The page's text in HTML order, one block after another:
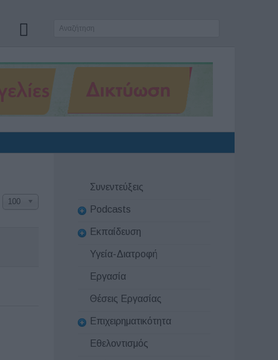
100
Συνεντεύξεις
Podcasts
Εκπαίδευση
Υγεία-Διατροφή
Εργασία
Θέσεις Εργασίας
Επιχειρηματικότητα
Εθελοντισμός